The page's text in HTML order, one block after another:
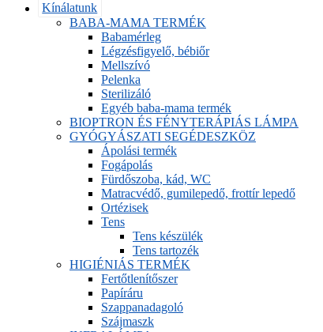
Kínálatunk
BABA-MAMA TERMÉK
Babamérleg
Légzésfigyelő, bébiőr
Mellszívó
Pelenka
Sterilizáló
Egyéb baba-mama termék
BIOPTRON ÉS FÉNYTERÁPIÁS LÁMPA
GYÓGYÁSZATI SEGÉDESZKÖZ
Ápolási termék
Fogápolás
Fürdőszoba, kád, WC
Matracvédő, gumilepedő, frottír lepedő
Ortézisek
Tens
Tens készülék
Tens tartozék
HIGIÉNIÁS TERMÉK
Fertőtlenítőszer
Papíráru
Szappanadagoló
Szájmaszk